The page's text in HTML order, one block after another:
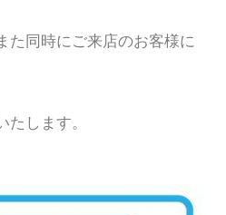
た同時にご来店のお客様に
たします。